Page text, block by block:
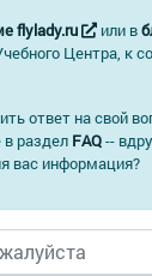
flylady.ru или в
Центра, к
ответ на свой
в раздел FAQ--
вас информация?